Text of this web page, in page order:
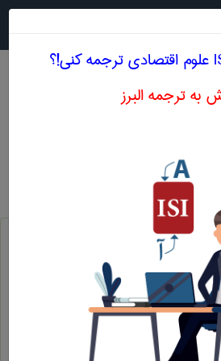
نظری ، رقابت فرضی
به ترجمه البرز